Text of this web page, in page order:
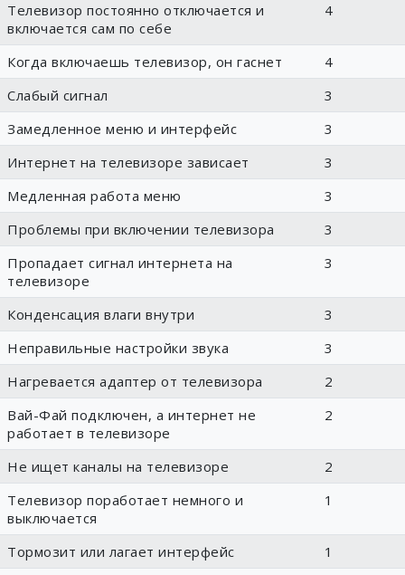
Телевизор постоянно отключается и
включается сам по себе
4
Когда включаешь телевизор, он гаснет
4
Слабый сигнал
3
Замедленное меню и интерфейс
3
Интернет на телевизоре зависает
3
Медленная работа меню
3
Проблемы при включении телевизора
3
Пропадает сигнал интернета на
телевизоре
3
Конденсация влаги внутри
3
Неправильные настройки звука
3
Нагревается адаптер от телевизора
2
Вай-Фай подключен, а интернет не
работает в телевизоре
2
Не ищет каналы на телевизоре
2
Телевизор поработает немного и
выключается
1
Тормозит или лагает интерфейс
1